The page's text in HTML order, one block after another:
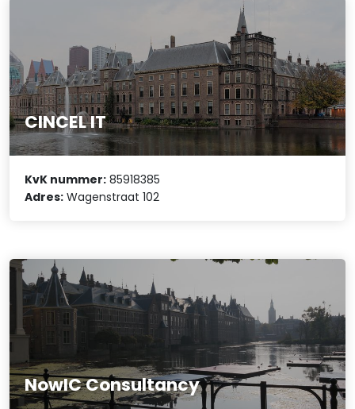
CINCEL IT
KvK nummer: 85918385
Adres: Wagenstraat 102
NowIC Consultancy